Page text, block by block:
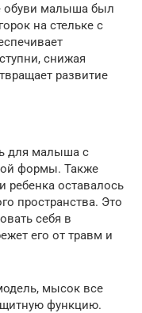
обуви малыша был
на стельке с
снижая
развитие
для малыша с
формы. Также
ребенка оставалось
пространства. Это
себя в
его от травм и
мысок все
функцию.